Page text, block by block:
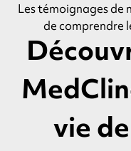
Les témoignages de
de comprendre
vie